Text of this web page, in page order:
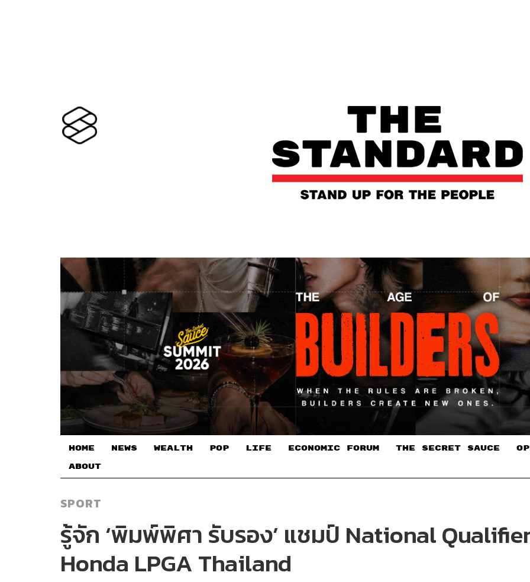
HOME NEWS WEALTH POP LIFE ECONOMIC FORUM THE SECRET SAUCE​
ABOUT
SPORT
รู้จัก ‘พิมพ์พิศา รับรอง’ แชมป์ National
Honda LPGA Thailand